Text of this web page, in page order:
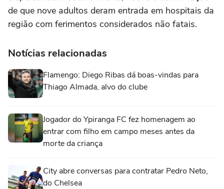
de que nove adultos deram entrada em hospitais da
região com ferimentos considerados não fatais.
Notícias relacionadas
Flamengo: Diego Ribas dá boas-vindas para
Thiago Almada, alvo do clube
Jogador do Ypiranga FC fez homenagem ao
entrar com filho em campo meses antes da
morte da criança
City abre conversas para contratar Pedro Neto,
do Chelsea